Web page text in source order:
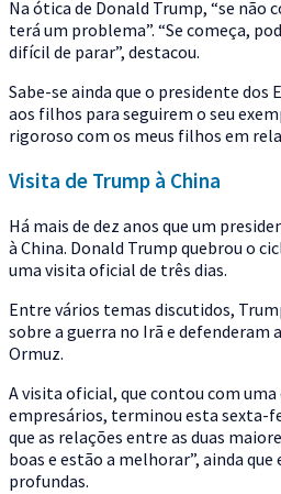
Na ótica de Donald Trump, “se não
terá um problema”. “Se começa,
difícil de parar”, destacou.
Sabe-se ainda que o presidente dos
aos filhos para seguirem o seu
rigoroso com os meus filhos em
Visita de Trump à China
Há mais de dez anos que um
à China. Donald Trump quebrou o
uma visita oficial de três dias.
Entre vários temas discutidos,
sobre a guerra no Irã e defenderam
Ormuz.
A visita oficial, que contou com uma
empresários, terminou esta sexta-
que as relações entre as duas
boas e estão a melhorar”, ainda
profundas.